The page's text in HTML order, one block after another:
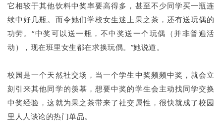
它相较于其他饮料中奖率要高得多，甚至不少同学买一瓶连
续中好几瓶。而令她们学校女生迷上果之茶，还有送玩偶的
功劳。“中奖可以送一瓶，不中奖送一个玩偶（并非普遍活
动），现在班里女生都在求换玩偶。”她说道。
校园是一个天然社交场，当一个学生中奖频频中奖，就会立
刻引来其他同学的羡慕，想要中奖的学生会主动找同学交换
中奖经验，这就为果之茶带来了社交属性，很快就成了校园
里人人谈论的热门单品。